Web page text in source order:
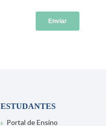
ESTUDANTES
Portal de Ensino